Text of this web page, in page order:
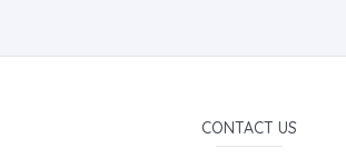
CONTACT US